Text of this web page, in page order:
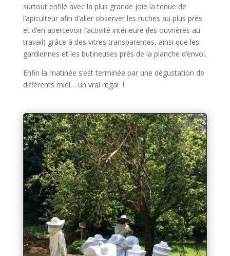
surtout enfilé avec la plus grande joie la tenue de
l’apiculteur afin d’aller observer les ruches au plus près
et d’en apercevoir l’activité intérieure (les ouvrières au
travail) grâce à des vitres transparentes, ainsi que les
gardiennes et les butineuses près de la planche d’envol.
Enfin la matinée s’est terminée par une dégustation de
différents miel… un vrai régal !